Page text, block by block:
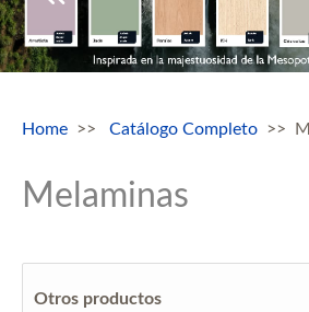
Home Catálogo Completo
Melaminas
Otros productos